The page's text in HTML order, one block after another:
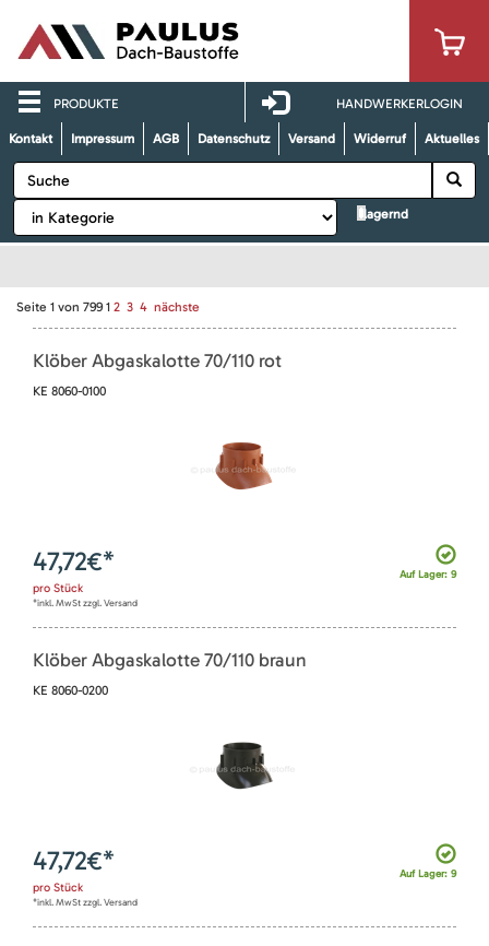
PRODUKTE HANDWERKERLOGIN
Kontakt Impressum AGB Datenschutz Versand Widerruf Aktuelles
lagernd
Seite 1 von 799 1 2 3 4 nächste
Klöber Abgaskalotte 70/110 rot
KE 8060-0100
Auf Lager: 9
47,72€*
pro Stück
*inkl. MwSt zzgl. Versand
Klöber Abgaskalotte 70/110 braun
KE 8060-0200
Auf Lager: 9
47,72€*
pro Stück
*inkl. MwSt zzgl. Versand